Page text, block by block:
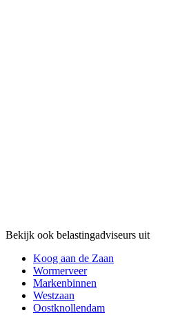
Bekijk ook belastingadviseurs uit
Koog aan de Zaan
Wormerveer
Markenbinnen
Westzaan
Oostknollendam